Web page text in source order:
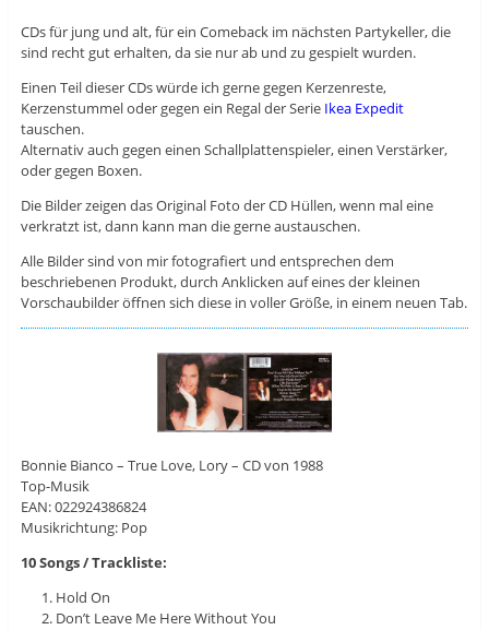
CDs für jung und alt, für ein Comeback im nächsten Partykeller, die
sind recht gut erhalten, da sie nur ab und zu gespielt wurden.
Einen Teil dieser CDs würde ich gerne gegen Kerzenreste,
Kerzenstummel oder gegen ein Regal der Serie Ikea Expedit
tauschen.
Alternativ auch gegen einen Schallplattenspieler, einen Verstärker,
oder gegen Boxen.
Die Bilder zeigen das Original Foto der CD Hüllen, wenn mal eine
verkratzt ist, dann kann man die gerne austauschen.
Alle Bilder sind von mir fotografiert und entsprechen dem
beschriebenen Produkt, durch Anklicken auf eines der kleinen
Vorschaubilder öffnen sich diese in voller Größe, in einem neuen Tab.
Bonnie Bianco – True Love, Lory – CD von 1988
Top-Musik
EAN: 022924386824
Musikrichtung: Pop
10 Songs / Trackliste:
Hold On
Don’t Leave Me Here Without You